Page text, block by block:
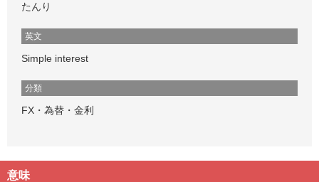
たんり
英文
Simple interest
分類
FX・為替・金利
意味